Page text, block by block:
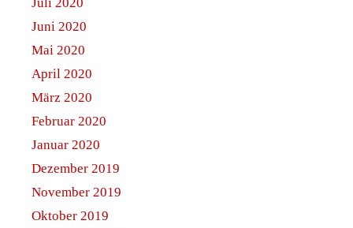
Juni 2020
Mai 2020
April 2020
März 2020
Februar 2020
Januar 2020
Dezember 2019
November 2019
Oktober 2019